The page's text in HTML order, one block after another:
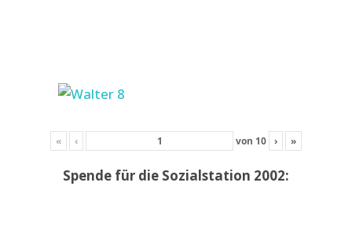
« ‹ von 10 › »
Spende für die Sozialstation 2002: